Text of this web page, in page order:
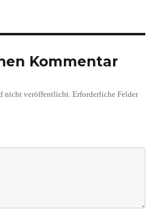
Kommentar
nicht veröffentlicht. Erforderliche Felder